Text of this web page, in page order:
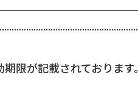
限が記載されております。